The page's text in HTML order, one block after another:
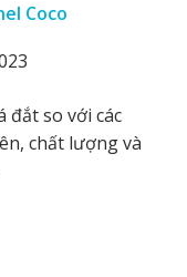
Coco
đắt so với các
chất lượng và